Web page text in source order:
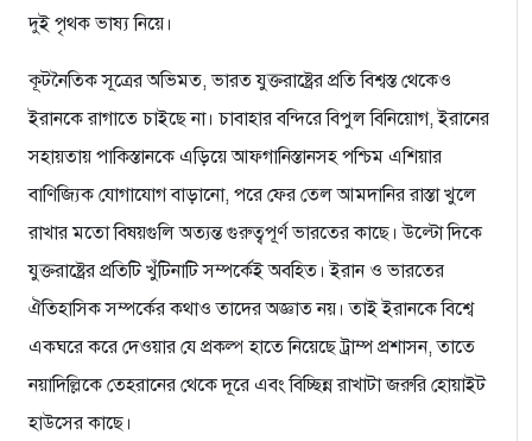
দুই পৃথক ভাষ্য নিয়ে।
কূটনৈতিক সূত্রের অভিমত, ভারত যুক্তরাষ্ট্রের প্রতি বিশ্বস্ত থেকেও
ইরানকে রাগাতে চাইছে না। চাবাহার বন্দিরে বিপুল বিনিয়োগ, ইরানের
সহায়তায় পাকিস্তানকে এড়িয়ে আফগানিস্তানসহ পশ্চিম এশিয়ার
বাণিজ্যিক যোগাযোগ বাড়ানো, পরে ফের তেল আমদানির রাস্তা খুলে
রাখার মতো বিষয়গুলি অত্যন্ত গুরুত্বপূর্ণ ভারতের কাছে। উল্টো দিকে
যুক্তরাষ্ট্রের প্রতিটি খুঁটিনাটি সম্পর্কেই অবহিত। ইরান ও ভারতের
ঐতিহাসিক সম্পর্কের কথাও তাদের অজ্ঞাত নয়। তাই ইরানকে বিশ্বে
একঘরে করে দেওয়ার যে প্রকল্প হাতে নিয়েছে ট্রাম্প প্রশাসন, তাতে
নয়াদিল্লিকে তেহরানের থেকে দূরে এবং বিচ্ছিন্ন রাখাটা জরুরি হোয়াইট
হাউসের কাছে।